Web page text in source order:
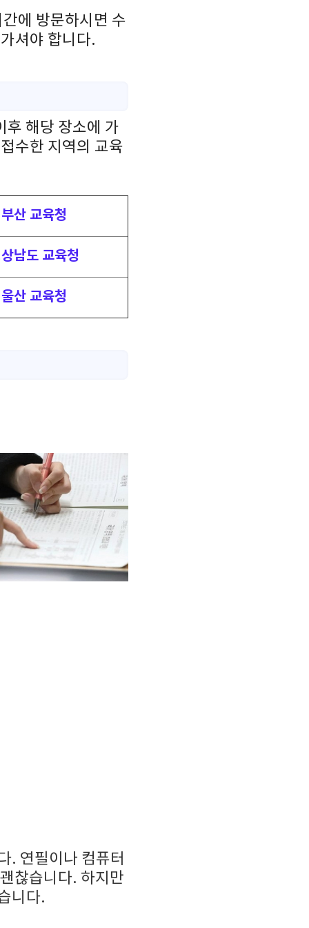
에 방문하시면 수
셔야 합니다.
후 해당 장소에 가
수한 지역의 교육
부산 교육청
남도 교육청
울산 교육청
. 연필이나 컴퓨터
찮습니다. 하지만
니다.